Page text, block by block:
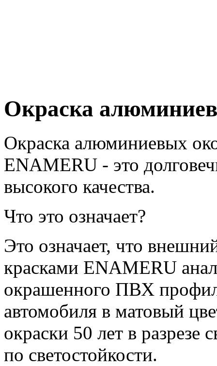
Окраска
Окраска алюминиевых
ENAMERU - это
высокого качества.
Что это означает?
Это означает, что
красками ENAMERU
окрашенного ПВХ
автомобиля в матовый
окраски 50 лет в разрезе
по светостойкости.